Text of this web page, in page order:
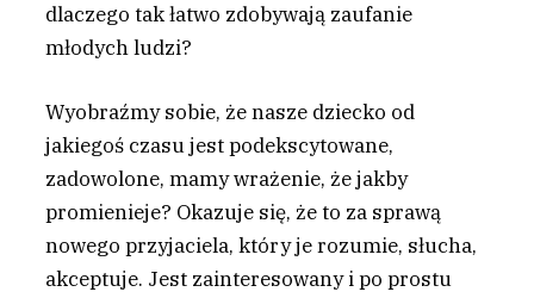
dlaczego tak łatwo zdobywają zaufanie
młodych ludzi?
Wyobraźmy sobie, że nasze dziecko od
jakiegoś czasu jest podekscytowane,
zadowolone, mamy wrażenie, że jakby
promienieje? Okazuje się, że to za sprawą
nowego przyjaciela, który je rozumie, słucha,
akceptuje. Jest zainteresowany i po prostu